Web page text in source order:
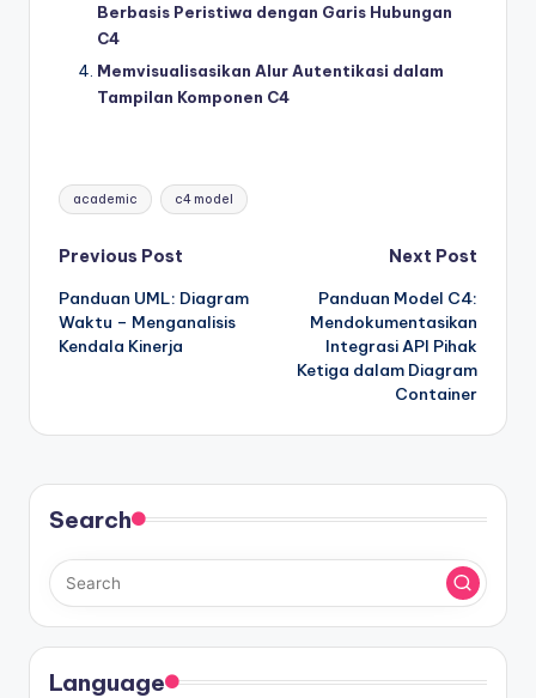
Berbasis Peristiwa dengan Garis Hubungan
C4
Memvisualisasikan Alur Autentikasi dalam
Tampilan Komponen C4
Tags:
academic c4 model
Post
navigation
Previous Post
Panduan UML: Diagram
Waktu – Menganalisis
Kendala Kinerja
Next Post
Panduan Model C4:
Mendokumentasikan
Integrasi API Pihak
Ketiga dalam Diagram
Container
Search
Language